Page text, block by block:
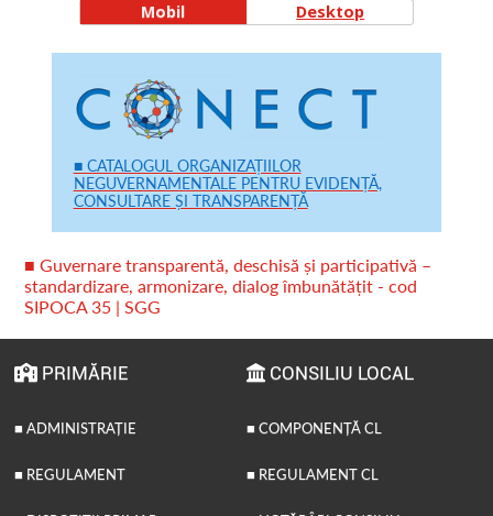
Mobil Desktop
■ CATALOGUL ORGANIZAȚIILOR
NEGUVERNAMENTALE PENTRU EVIDENȚĂ,
CONSULTARE ȘI TRANSPARENȚĂ
■ Guvernare transparentă, deschisă și participativă –
standardizare, armonizare, dialog îmbunătățit - cod
SIPOCA 35 | SGG
PRIMĂRIE
■ ADMINISTRAȚIE
■ REGULAMENT
CONSILIU LOCAL
■ COMPONENȚĂ CL
■ REGULAMENT CL